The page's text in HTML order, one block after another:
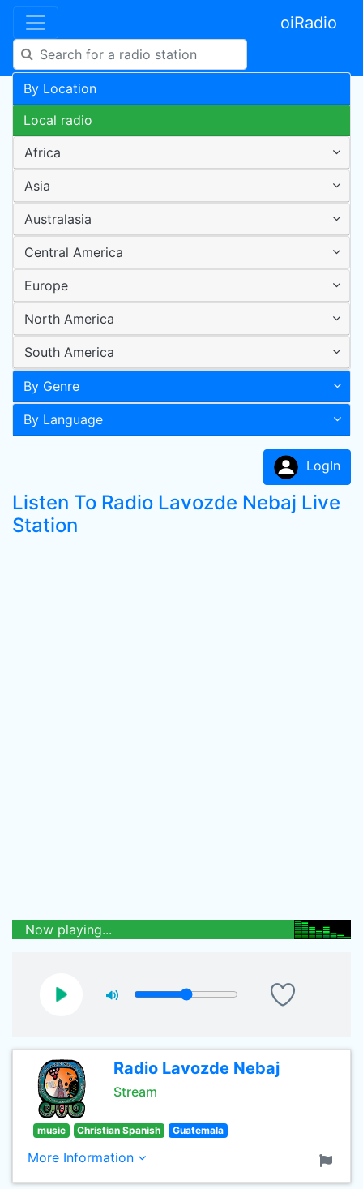
oiRadio
By Location
Local radio
Africa
Asia
Australasia
Central America
Europe
North America
South America
By Genre
By Language
LogIn
Listen To Radio Lavozde Nebaj Live
Station
Now playing...
Radio Lavozde Nebaj
Stream
music Christian Spanish Guatemala
More Information